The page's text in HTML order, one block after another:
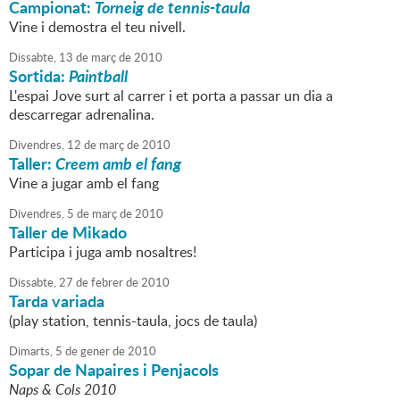
Campionat: Torneig de tennis-taula
Vine i demostra el teu nivell.
Dissabte, 13 de marçde2010
Sortida:Paintball
L'espai Jove surt al carrer i et porta a passar un dia a
descarregar adrenalina.
Divendres, 12 de marçde2010
Taller:Creem amb el fang
Vine a jugar amb el fang
Divendres, 5 de marçde2010
Taller de Mikado
Participa i juga amb nosaltres!
Dissabte,27 defebrerde2010
Tarda variada
(play station, tennis-taula, jocs de taula)
Dimarts, 5 degenerde2010
Sopar de Napaires i Penjacols
Naps & Cols 2010